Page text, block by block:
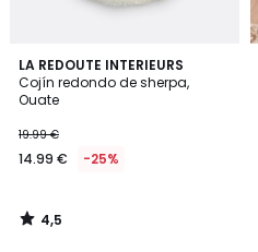
LA REDOUTE INTERIEURS
Cojín redondo de sherpa,
Ouate
19.99 €
14.99 € -25%
4,5
/ 5
4,5
/